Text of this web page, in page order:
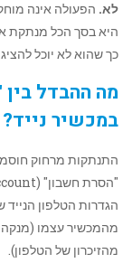
לא. הפעולה אינה
היא בסך הכל מנתקת
כך שהוא לא יוכל
מה ההבדל
במכשיר נייד?
התנתקות מרחוק
הגדרות הטלפון
מהמכשיר עצמו (מנקה
מהזיכרון של הטלפון).